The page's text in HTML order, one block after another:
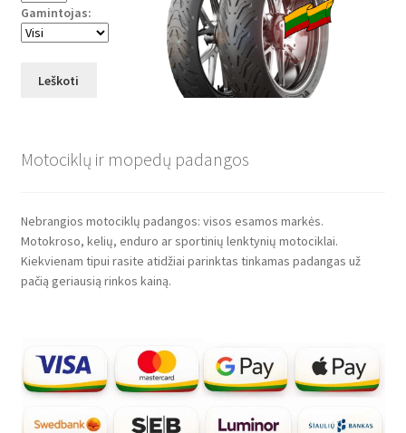
Gamintojas:
Leškoti
Motociklų ir mopedų padangos
Nebrangios motociklų padangos: visos esamos markės.
Motokroso, kelių, enduro ar sportinių lenktynių motociklai.
Kiekvienam tipui rasite atidžiai parinktas tinkamas padangas už
pačią geriausią rinkos kainą.